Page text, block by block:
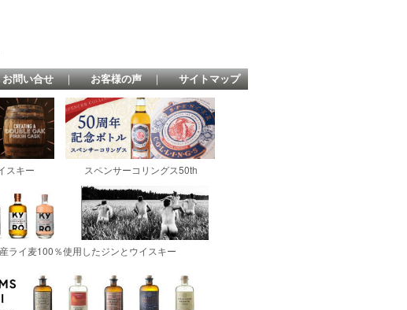
お問い合せ ｜ お客様の声 ｜ サイトマップ